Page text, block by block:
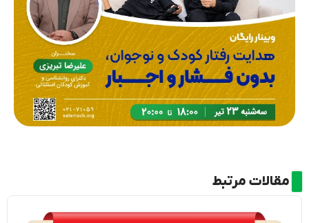
مقالات مرتبط